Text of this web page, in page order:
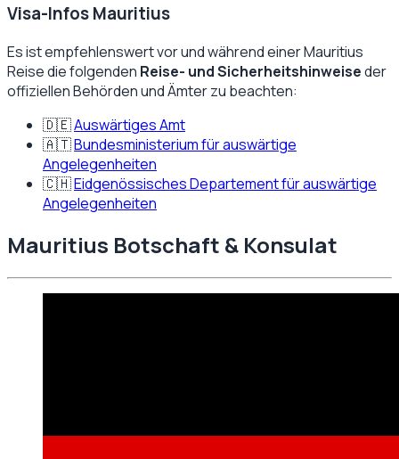
Visa-Infos Mauritius
Es ist empfehlenswert vor und während einerMauritius
Reise die folgenden Reise- und Sicherheitshinweiseder
offiziellen Behörden und Ämter zu beachten:
🇩🇪Auswärtiges Amt
🇦🇹Bundesministerium für auswärtige
Angelegenheiten
🇨🇭Eidgenössisches Departement für auswärtige
Angelegenheiten
Mauritius Botschaft & Konsulat